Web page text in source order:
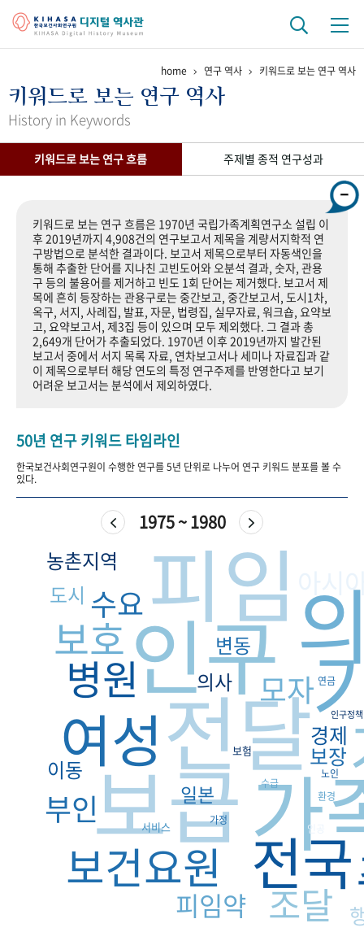
걸어온 길 기관 변천사 역대 기관장
연구 역사
기록물 아카이브
사진 아카이브 문서 기록물 행정박물 영상 기록물
+1주년 기념
성과 50선 숫자로 보는 50년 50+1주년 광장
세계와 함께 한 KIHASA
VR 역사관
home 연구 역사 키워드로 보는 연구 역사
키워드로 보는 연구 역사
History in Keywords
키워드로 보는 연구 흐름 주제별 종적 연구성과
키워드로 보는 연구 흐름은 1970년 국립가족계획연구소 설립 이
후 2019년까지 4,908건의 연구보고서 제목을 계량서지학적 연
구방법으로 분석한 결과이다. 보고서 제목으로부터 자동색인을
통해 추출한 단어를 지나친 고빈도어와 오분석 결과, 숫자, 관용
구 등의 불용어를 제거하고 빈도 1회 단어는 제거했다. 보고서 제
목에 흔히 등장하는 관용구로는 중간보고, 중간보고서, 도시1차,
옥구, 서지, 사례집, 발표, 자문, 법령집, 실무자료, 워크숍, 요약보
고, 요약보고서, 제3집 등이 있으며 모두 제외했다. 그 결과 총
2,649개 단어가 추출되었다. 1970년 이후 2019년까지 발간된
보고서 중에서 서지 목록 자료, 연차보고서나 세미나 자료집과 같
이 제목으로부터 해당 연도의 특정 연구주제를 반영한다고 보기
어려운 보고서는 분석에서 제외하였다.
50년 연구 키워드 타임라인
한국보건사회연구원이 수행한 연구를 5년 단위로 나누어 연구 키워드 분포를 볼 수
있다.
1975 ~ 1980
인구
전달
가
피임
보급전국
여성
보건요원
병원
보호
조달
모자
수요
부인
아시
피임약
보장
경제
변동
이동
도시
농촌지역
의사
일본
서비스
보험
가정
연금
노인
수급
환경
인공
인구정책